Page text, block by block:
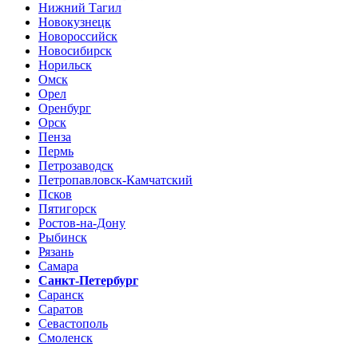
Нижний Тагил
Новокузнецк
Новороссийск
Новосибирск
Норильск
Омск
Орел
Оренбург
Орск
Пенза
Пермь
Петрозаводск
Петропавловск-Камчатский
Псков
Пятигорск
Ростов-на-Дону
Рыбинск
Рязань
Самара
Санкт-Петербург
Саранск
Саратов
Севастополь
Смоленск